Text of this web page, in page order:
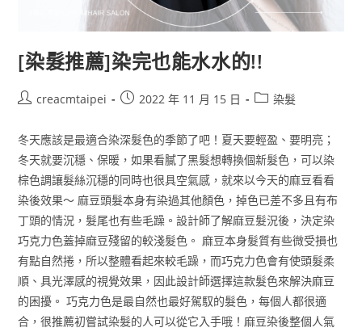
[染髮推薦]染完也能水水的!!
creacmtaipei 2022 年 11 月 15 日 染髮
冬天應該是最適合染深髮色的季節了吧！夏天要輕盈、要明亮；
冬天就要沉穩、保暖，如果看膩了黑髮想轉換個新髮色，可以染
棕色調讓髮絲沉穩的同時也很具空氣感，就來以今天的麻豆看看
染後效果～ 麻豆頭髮本身有染過其他顏色，掉色已差不多且有布
丁頭的情況，髮尾也有些毛躁。設計師了解麻豆髮況後，決定染
巧克力色蓋掉麻豆殘留的較淺髮色。 麻豆本身髮質有些微受損也
有點自然捲，所以整體看起來較毛躁，而巧克力色會有使頭髮柔
順、具光澤感的視覺效果，因此設計師選擇這款髮色來解決麻豆
的困擾。 巧克力色是最自然也最好駕馭的髮色，每個人都很適
合，很推薦初嘗試染髮的人可以從它入手哦！麻豆染後整個人氣